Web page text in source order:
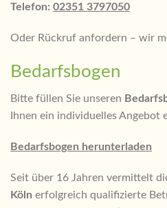
Telefon: 02351 3797050
Oder Rückruf anfordern – wir
Bedarfsbogen
Bitte füllen Sie unseren
Ihnen ein individuelles Angebot
Bedarfsbogen herunterladen
Seit über 16 Jahren vermittelt
Köln erfolgreich qualifizierte